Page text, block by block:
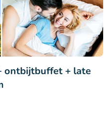
ontbijtbuffet + late